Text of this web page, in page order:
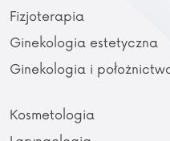
Fizjoterapia
Ginekologia estetyczna
Ginekologia i
Kosmetologia